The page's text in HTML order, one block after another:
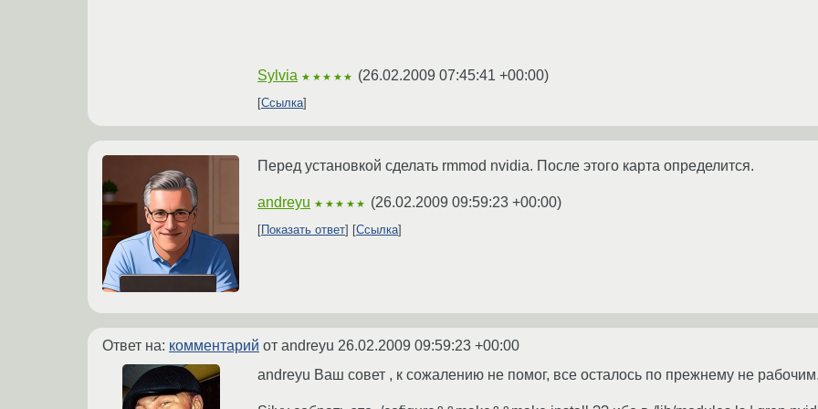
Sylvia ★★★★★ (26.02.2009 07:45:41 +00:00)
Ссылка
Перед установкой сделать rmmod nvidia. После этого карта определится.
andreyu ★★★★★ (26.02.2009 09:59:23 +00:00)
Показать ответ Ссылка
Ответ на: комментарий от andreyu 26.02.2009 09:59:23 +00:00
andreyu Ваш совет , к сожалению не помог, все осталось по прежнему не